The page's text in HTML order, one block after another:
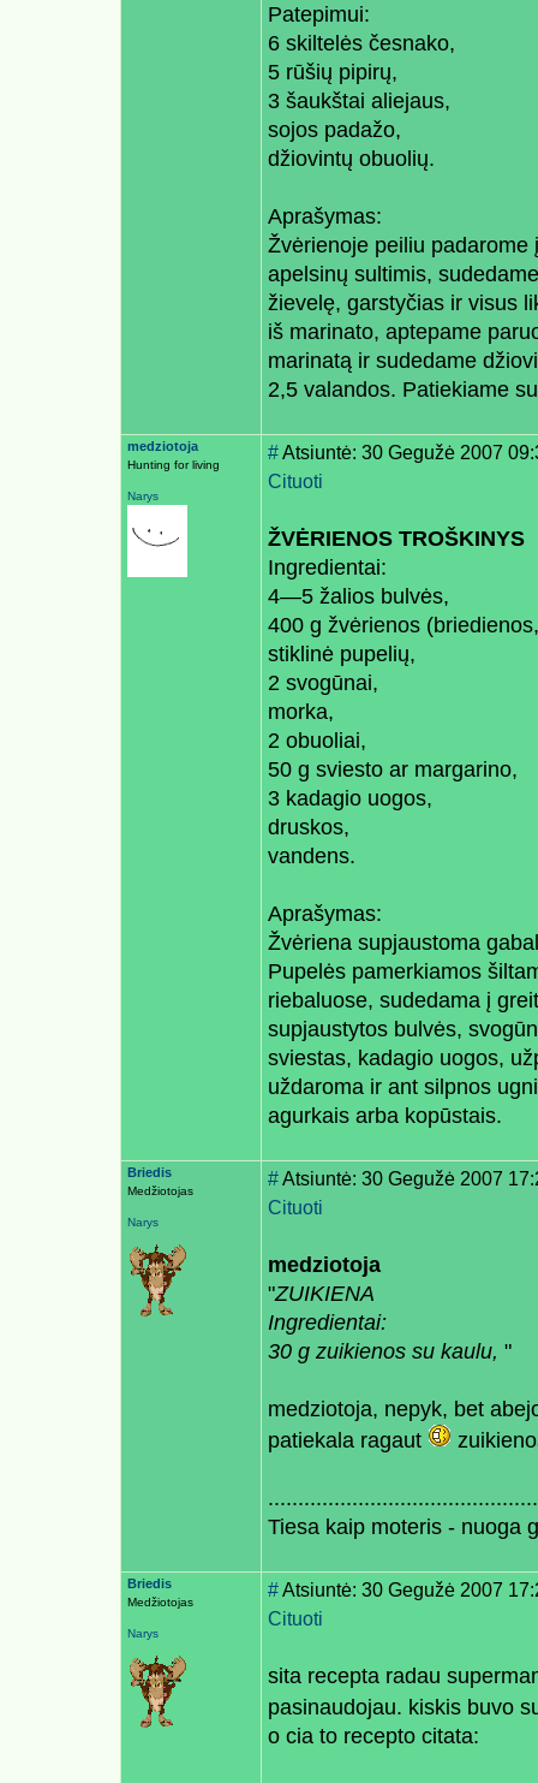
Patepimui:
6 skiltelės česnako,
5 rūšių pipirų,
3 šaukštai aliejaus,
sojos padažo,
džiovintų obuolių.
Aprašymas:
Žvėrienoje peiliu
apelsinų sultimis,
žievelę, garstyčias ir visus
iš marinato, aptepame
marinatą ir sudedame
2,5 valandos. Patiekiame
medziotoja
Hunting for living
Narys
#Atsiuntė: 30 Gegužė 2007
Cituoti
ŽVĖRIENOS TROŠKINYS
Ingredientai:
4—5 žalios bulvės,
400 g žvėrienos
stiklinė pupelių,
2 svogūnai,
morka,
2 obuoliai,
50 g sviesto ar margarino,
3 kadagio uogos,
druskos,
vandens.
Aprašymas:
Žvėriena supjaustoma
Pupelės pamerkiamos
riebaluose, sudedama į
supjaustytos bulvės,
sviestas, kadagio uogos,
uždaroma ir ant silpnos
agurkais arba kopūstais.
Briedis
Medžiotojas
Narys
#Atsiuntė: 30 Gegužė 2007
Cituoti
medziotoja
"ZUIKIENA
Ingredientai:
30 g zuikienos su kaulu, "
medziotoja, nepyk, bet
patiekala ragaut
Tiesa kaip moteris - nuoga
Briedis
Medžiotojas
Narys
#Atsiuntė: 30 Gegužė 2007
Cituoti
sita recepta radau
pasinaudojau. kiskis buvo
o cia to recepto citata: